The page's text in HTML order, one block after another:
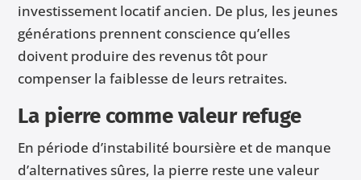
investissement locatif ancien. De plus, les jeunes
générations prennent conscience qu’elles
doivent produire des revenus tôt pour
compenser la faiblesse de leurs retraites.
La pierre comme valeur refuge
En période d’instabilité boursière et de manque
d’alternatives sûres, la pierre reste une valeur